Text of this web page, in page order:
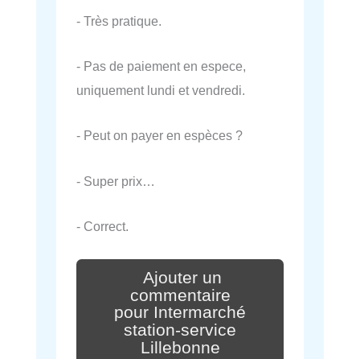
- Très pratique.
- Pas de paiement en espece,
uniquement lundi et vendredi.
- Peut on payer en espèces ?
- Super prix…
- Correct.
Ajouter un
commentaire
pour Intermarché
station-service
Lillebonne